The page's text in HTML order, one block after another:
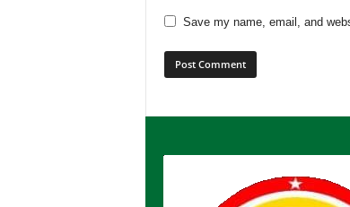
Save my name, email, and